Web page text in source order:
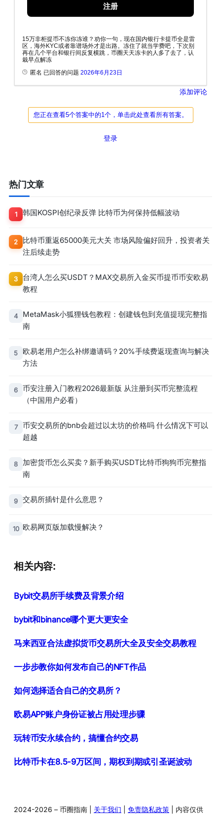
注册
15万非柜提币不冻你冻谁？劝你一句，现在国内银行卡提币全是雷
区，海外KYC或者靠谱场外才是出路。冻住了就当学费吧，下次别
再在几个平台和银行间反复横跳，币圈天天冻卡的人多了去了，认
栽早点解冻
匿名 已回答的问题 2026年6月23日
添加评论
您正在查看5个答案中的1个，单击此处查看所有答案。
登录
热门文章
1 韩国KOSPI创纪录反弹 比特币为何保持低幅波动
2
比特币重返65000美元大关 市场风险偏好回升，投资者关
注后续走势
3
台湾人怎么买USDT？MAX交易所入金买币提币币安欧易
教程
4
MetaMask小狐狸钱包教程：创建钱包到充值提现完整指
南
5
欧易老用户怎么补绑邀请码？20%手续费返现查询与解决
方法
6
币安注册入门教程2026最新版 从注册到买币完整流程
（中国用户必看）
7
币安交易所的bnb会超过以太坊的价格吗 什么情况下可以
超越
8
加密货币怎么买卖？新手购买USDT比特币狗狗币完整指
南
9 交易所插针是什么意思？
10 欧易网页版加载慢解决？
相关内容:
Bybit交易所手续费及背景介绍
bybit和binance哪个更大更安全
马来西亚合法虚拟货币交易所大全及安全交易教程
一步步教你如何发布自己的NFT作品
如何选择适合自己的交易所？
欧易APP账户身份证被占用处理步骤
玩转币安永续合约，搞懂合约交易
比特币卡在8.5-9万区间，期权到期或引圣诞波动
2024-2026 – 币圈指南 | 关于我们 免责隐私政策 | 内容仅供